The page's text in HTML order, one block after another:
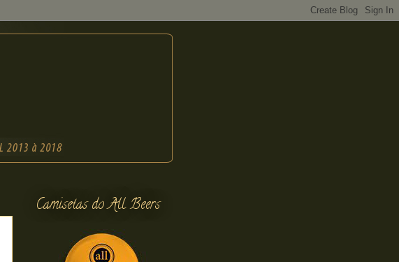
Camisetas do All Beers